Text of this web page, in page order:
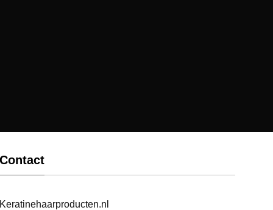
Contact
Keratinehaarproducten.nl